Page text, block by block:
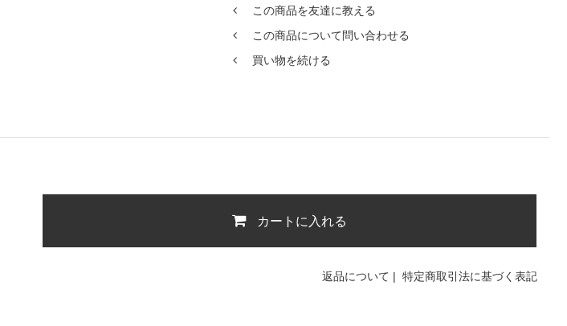
この商品を友達に教える
この商品について問い合わせる
買い物を続ける
カートに入れる
返品について | 特定商取引法に基づく表記